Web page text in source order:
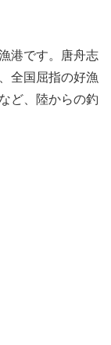
港です。唐舟志
全国屈指の好漁
ど、陸からの釣